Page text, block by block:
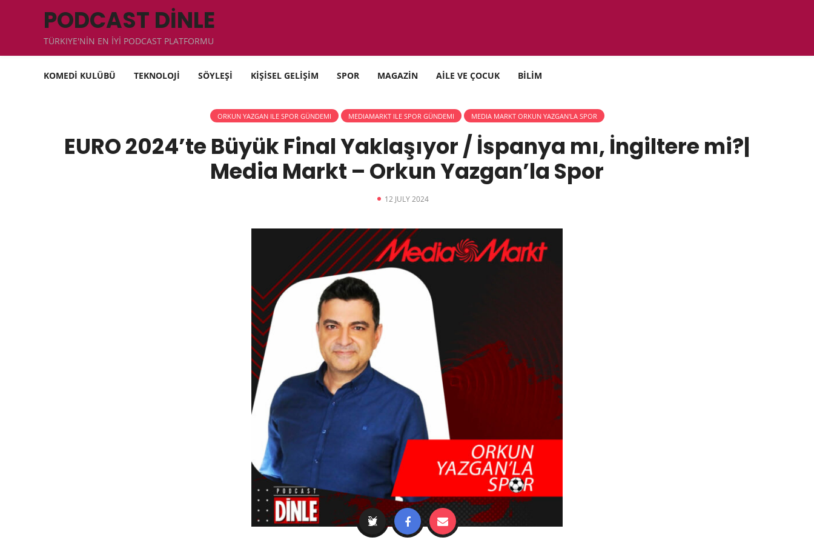
PODCAST DİNLE
TÜRKIYE'NİN EN İYİ PODCAST PLATFORMU
KOMEDİ KULÜBÜ TEKNOLOJİ SÖYLEŞİ KİŞİSEL GELİŞİM SPOR MAGAZİN AİLE VE ÇOCUK BİLİM
ORKUN YAZGAN ILE SPOR GÜNDEMI MEDIAMARKT ILE SPOR GÜNDEMI MEDIA MARKT ORKUN YAZGAN'LA SPOR
EURO 2024’te Büyük Final Yaklaşıyor / İspanya mı, İngiltere mi?|
Media Markt – Orkun Yazgan’la Spor
12 JULY 2024